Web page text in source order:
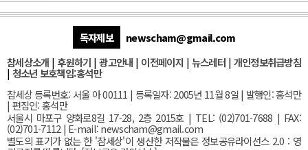
독자제보
newscham@gmail.com
참세상소개 | 후원하기 |광고안내 | 이전페이지 | 뉴스레터| 개인정보취급방침
| 청소년 보호책임:홍석만
참세상 등록번호: 서울 아 00111 | 등록일자: 2005년 11월 8일 | 발행인: 홍석만
| 편집인: 홍석만
서울시 마포구 양화로8길 17-28, 2층 2015호| TEL: (02)701-7688 | FAX:
(02)701-7112 | E-mail:newscham@gmail.com
별도의 표기가 없는 한 '참세상'이 생산한 저작물은 정보공유라이선스 2.0 : 영